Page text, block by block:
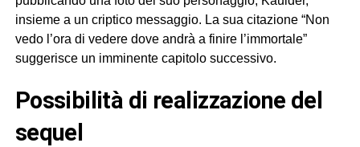
insieme a un criptico messaggio. La sua citazione “Non
vedo l’ora di vedere dove andrà a finire l’immortale”
suggerisce un imminente capitolo successivo.
possibilità di realizzazione del
sequel